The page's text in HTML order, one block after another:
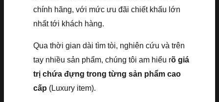
chính hãng, với mức ưu đãi chiết khấu lớn
nhất tới khách hàng.
Qua thời gian dài tìm tòi, nghiên cứu và trên
tay nhiều sản phẩm, chúng tôi am hiểu rõ giá
trị chứa đựng trong từng sản phẩm cao
cấp (Luxury item).